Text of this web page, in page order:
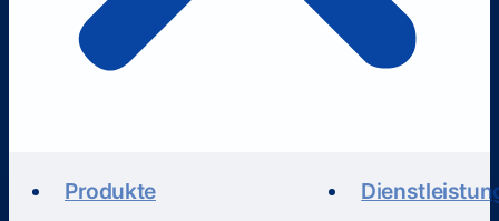
Produkte